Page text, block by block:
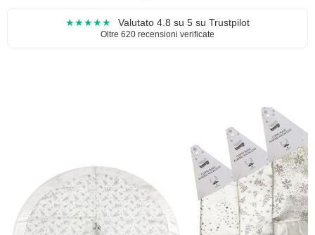
★★★★★ Valutato 4.8 su 5 su Trustpilot
Oltre 620 recensioni verificate